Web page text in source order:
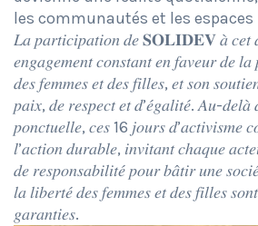
les communautés et les
𝐿𝑎 𝑝𝑎𝑟𝑡𝑖𝑐𝑖𝑝𝑎𝑡𝑖𝑜𝑛 𝑑𝑒 𝐒𝐎𝐋𝐈𝐃𝐄𝐕 𝑎̀ 𝑐𝑒𝑡
𝑒𝑛𝑔𝑎𝑔𝑒𝑚𝑒𝑛𝑡 𝑐𝑜𝑛𝑠𝑡𝑎𝑛𝑡 𝑒𝑛 𝑓𝑎𝑣𝑒𝑢𝑟 𝑑𝑒 𝑙𝑎
𝑑𝑒𝑠 𝑓𝑒𝑚𝑚𝑒𝑠 𝑒𝑡 𝑑𝑒𝑠 𝑓𝑖𝑙𝑙𝑒𝑠, 𝑒𝑡 𝑠𝑜𝑛
𝑝𝑎𝑖𝑥, 𝑑𝑒 𝑟𝑒𝑠𝑝𝑒𝑐𝑡 𝑒𝑡 𝑑’𝑒́𝑔𝑎𝑙𝑖𝑡𝑒́. 𝐴𝑢-
𝑝𝑜𝑛𝑐𝑡𝑢𝑒𝑙𝑙𝑒, 𝑐𝑒𝑠 16 𝑗𝑜𝑢𝑟𝑠 𝑑’𝑎𝑐𝑡𝑖𝑣𝑖𝑠𝑚𝑒
𝑙’𝑎𝑐𝑡𝑖𝑜𝑛 𝑑𝑢𝑟𝑎𝑏𝑙𝑒, 𝑖𝑛𝑣𝑖𝑡𝑎𝑛𝑡 𝑐ℎ𝑎𝑞𝑢𝑒
𝑑𝑒 𝑟𝑒𝑠𝑝𝑜𝑛𝑠𝑎𝑏𝑖𝑙𝑖𝑡𝑒́ 𝑝𝑜𝑢𝑟 𝑏𝑎̂𝑡𝑖𝑟 𝑢𝑛𝑒
𝑙𝑎 𝑙𝑖𝑏𝑒𝑟𝑡𝑒́ 𝑑𝑒𝑠 𝑓𝑒𝑚𝑚𝑒𝑠 𝑒𝑡 𝑑𝑒𝑠 𝑓𝑖𝑙𝑙𝑒𝑠
𝑔𝑎𝑟𝑎𝑛𝑡𝑖𝑒𝑠.